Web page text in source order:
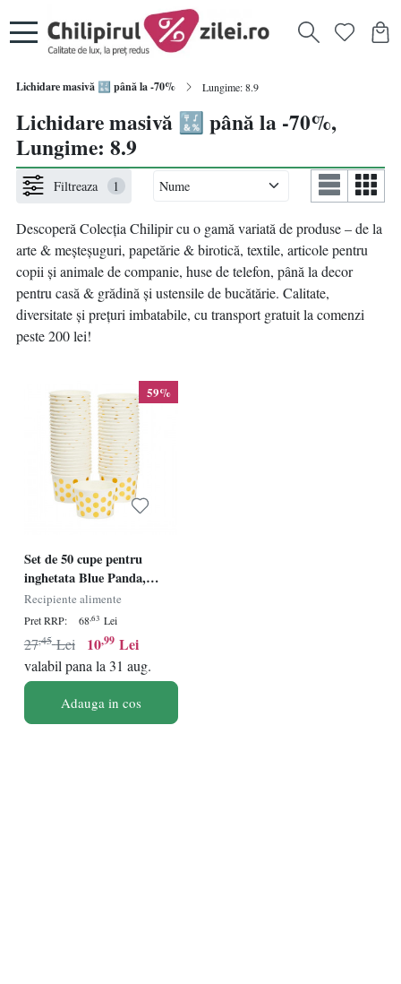
Lichidare masivă 🔣 până la -70% Lungime: 8.9
Lichidare masivă 🔣 până la -70%,
Lungime: 8.9
Filtreaza 1
Descoperă Colecția Chilipircu o gamă variată de produse – de la
arte & meșteșuguri, papetărie & birotică, textile, articole pentru
copii și animale de companie, huse de telefon, până la decor
pentru casă & grădină și ustensile de bucătărie. Calitate,
diversitate și prețuri imbatabile, cu transport gratuit la comenzi
peste 200 lei!
59%
Set de 50 cupe pentru
inghetata Blue Panda,
hartie, alb/auriu, 8,9 x 5,6
cm , 237 ml
Recipiente alimente
Pret RRP: 68,63 Lei
10,99 Lei
27,45 Lei
valabil pana la 31 aug.
Adauga in cos